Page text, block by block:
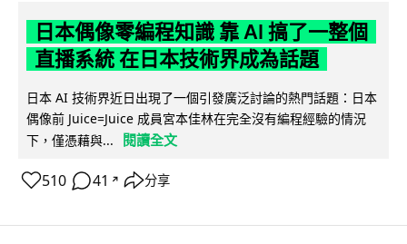
日本偶像零編程知識 靠 AI 搞了一整個
直播系統 在日本技術界成為話題
日本 AI 技術界近日出現了一個引發廣泛討論的熱門話題：日本
偶像前 Juice=Juice 成員宮本佳林在完全沒有編程經驗的情況
下，僅憑藉與...
閱讀全文
510 41 ↗ 分享